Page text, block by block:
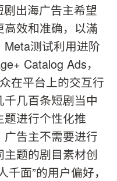
出海广告主希望
效和准确，以滿
测试利用进阶
Catalog Ads，
在平台上的交互行
几百条短剧当中
题进行个性化推
告主不需要进行
题的剧目素材创
面”的用户偏好，